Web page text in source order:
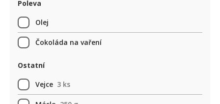
Poleva
Olej
Čokoláda na vaření
Ostatní
Vejce 3 ks